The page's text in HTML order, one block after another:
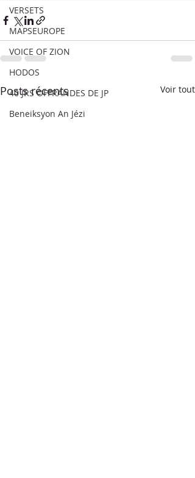
VERSETS
MAPSEUROPE
VOICE OF ZION
HODOS
40 JRS OFFRANDES DE JP
Beneiksyon An Jézi
Posts récents Voir tout